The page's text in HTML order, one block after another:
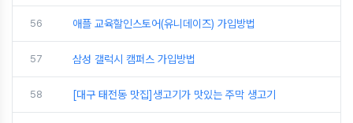
56 애플 교육할인스토어(유니데이즈) 가입방법
57 삼성 갤럭시 캠퍼스 가입방법
58 [대구 태전동 맛집]생고기가 맛있는 주막 생고기